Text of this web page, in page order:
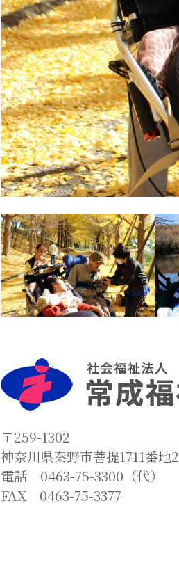
〒259-1302
神奈川県秦野市菩提1711番地2
電話 0463-75-3300（代）
FAX 0463-75-3377